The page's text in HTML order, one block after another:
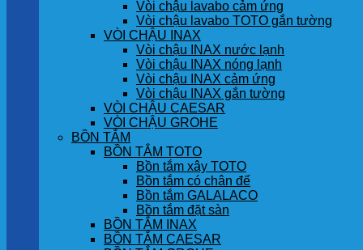
Vòi chậu lavabo cảm ứng
Vòi chậu lavabo TOTO gắn tường
VÒI CHẬU INAX
Vòi chậu INAX nước lạnh
Vòi chậu INAX nóng lạnh
Vòi chậu INAX cảm ứng
Vòi chậu INAX gắn tường
VÒI CHẬU CAESAR
VÒI CHẬU GROHE
BỒN TẮM
BỒN TẮM TOTO
Bồn tắm xây TOTO
Bồn tắm có chân đế
Bồn tắm GALALACO
Bồn tắm đặt sàn
BỒN TẮM INAX
BỒN TẮM CAESAR